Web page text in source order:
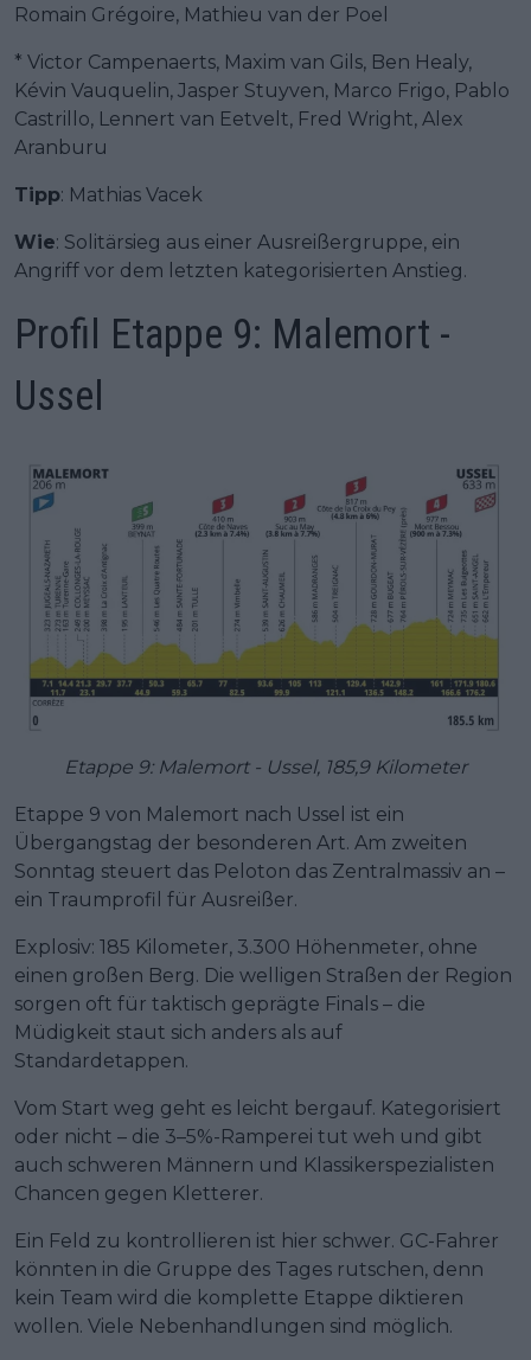
Romain Grégoire, Mathieu van der Poel
* Victor Campenaerts, Maxim van Gils, Ben Healy,
Kévin Vauquelin, Jasper Stuyven, Marco Frigo, Pablo
Castrillo, Lennert van Eetvelt, Fred Wright, Alex
Aranburu
Tipp: Mathias Vacek
Wie: Solitärsieg aus einer Ausreißergruppe, ein
Angriff vor dem letzten kategorisierten Anstieg.
Profil Etappe 9: Malemort -
Ussel
Etappe 9: Malemort - Ussel, 185,9 Kilometer
Etappe 9 von Malemort nach Ussel ist ein
Übergangstag der besonderen Art. Am zweiten
Sonntag steuert das Peloton das Zentralmassiv an –
ein Traumprofil für Ausreißer.
Explosiv: 185 Kilometer, 3.300 Höhenmeter, ohne
einen großen Berg. Die welligen Straßen der Region
sorgen oft für taktisch geprägte Finals – die
Müdigkeit staut sich anders als auf
Standardetappen.
Vom Start weg geht es leicht bergauf. Kategorisiert
oder nicht – die 3–5%-Ramperei tut weh und gibt
auch schweren Männern und Klassikerspezialisten
Chancen gegen Kletterer.
Ein Feld zu kontrollieren ist hier schwer. GC-Fahrer
könnten in die Gruppe des Tages rutschen, denn
kein Team wird die komplette Etappe diktieren
wollen. Viele Nebenhandlungen sind möglich.